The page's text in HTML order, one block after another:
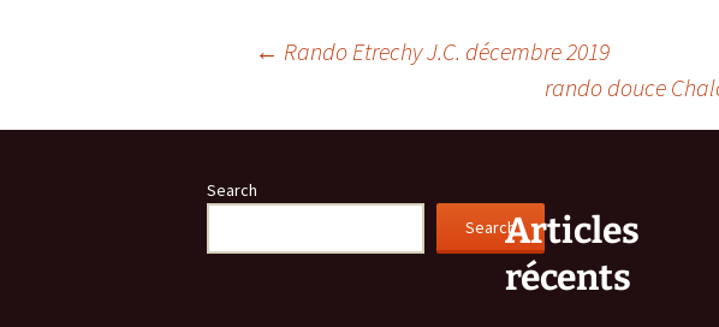
navigation
← Rando Etrechy J.C. décembre 2019
rando douce
Search
SearchArticles
récents